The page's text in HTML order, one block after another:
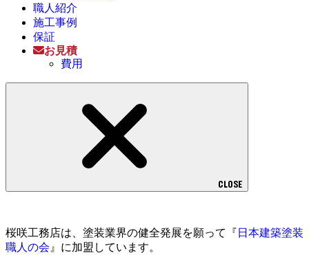
職人紹介
施工事例
保証
お見積
費用
CLOSE
桜咲工務店は、塗装業界の健全発展を願って『 日本建築塗装
職人の会 』に加盟しています。